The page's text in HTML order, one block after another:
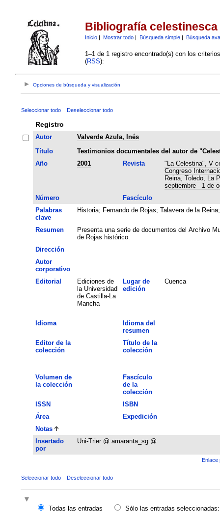
Bibliografía celestinesca
Inicio| Mostrar todo| Búsqueda simple| Búsqueda
1–1 de 1 registro encontrado(s) con los
(RSS):
Opciones de búsqueda y visualización
Seleccionar todo Deseleccionar todo
Registro
Autor
Valverde Azula, Inés
Título
Testimonios documentales del autor de
Año
2001 Revista
"La Celestina", V
Congreso
Reina, Toledo, La
septiembre - 1 de
Número
Fascículo
Palabras
clave
Historia; Fernando de Rojas; Talavera de la Reina
Resumen
Presenta una serie de documentos del Archivo
de Rojas histórico.
Dirección
Autor
corporativo
Editorial
Ediciones de
la Universidad
de Castilla-La
Mancha
Lugar de
edición
Cuenca
Idioma
Idioma del
resumen
Editor de la
colección
Título de la
colección
Volumen de
la colección
Fascículo
de la
colección
ISSN
ISBN
Área
Expedición
Notas
Insertado
por
Uni-Trier @ amaranta_sg @
Enlace
Seleccionar todo Deseleccionar todo
Todas las entradas
Sólo las entradas seleccionadas: